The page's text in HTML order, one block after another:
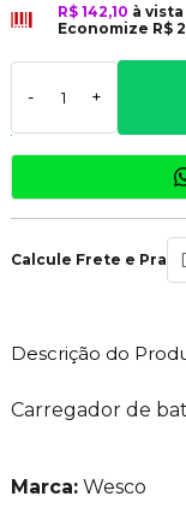
R$ 142,10 à
Economize R$
- +
Calcule Frete e Prazo
Descrição do
Carregador de
Marca:Wesco